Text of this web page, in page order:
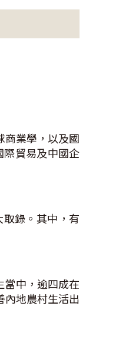
商業學，以及國
際貿易及中國企
錄。其中，有
當中，逾四成在
內地農村生活出